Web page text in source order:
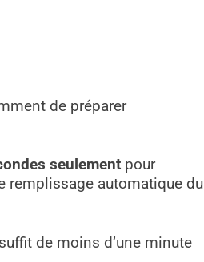
de préparer
seulement pour
remplissage automatique du
de moins d’une minute